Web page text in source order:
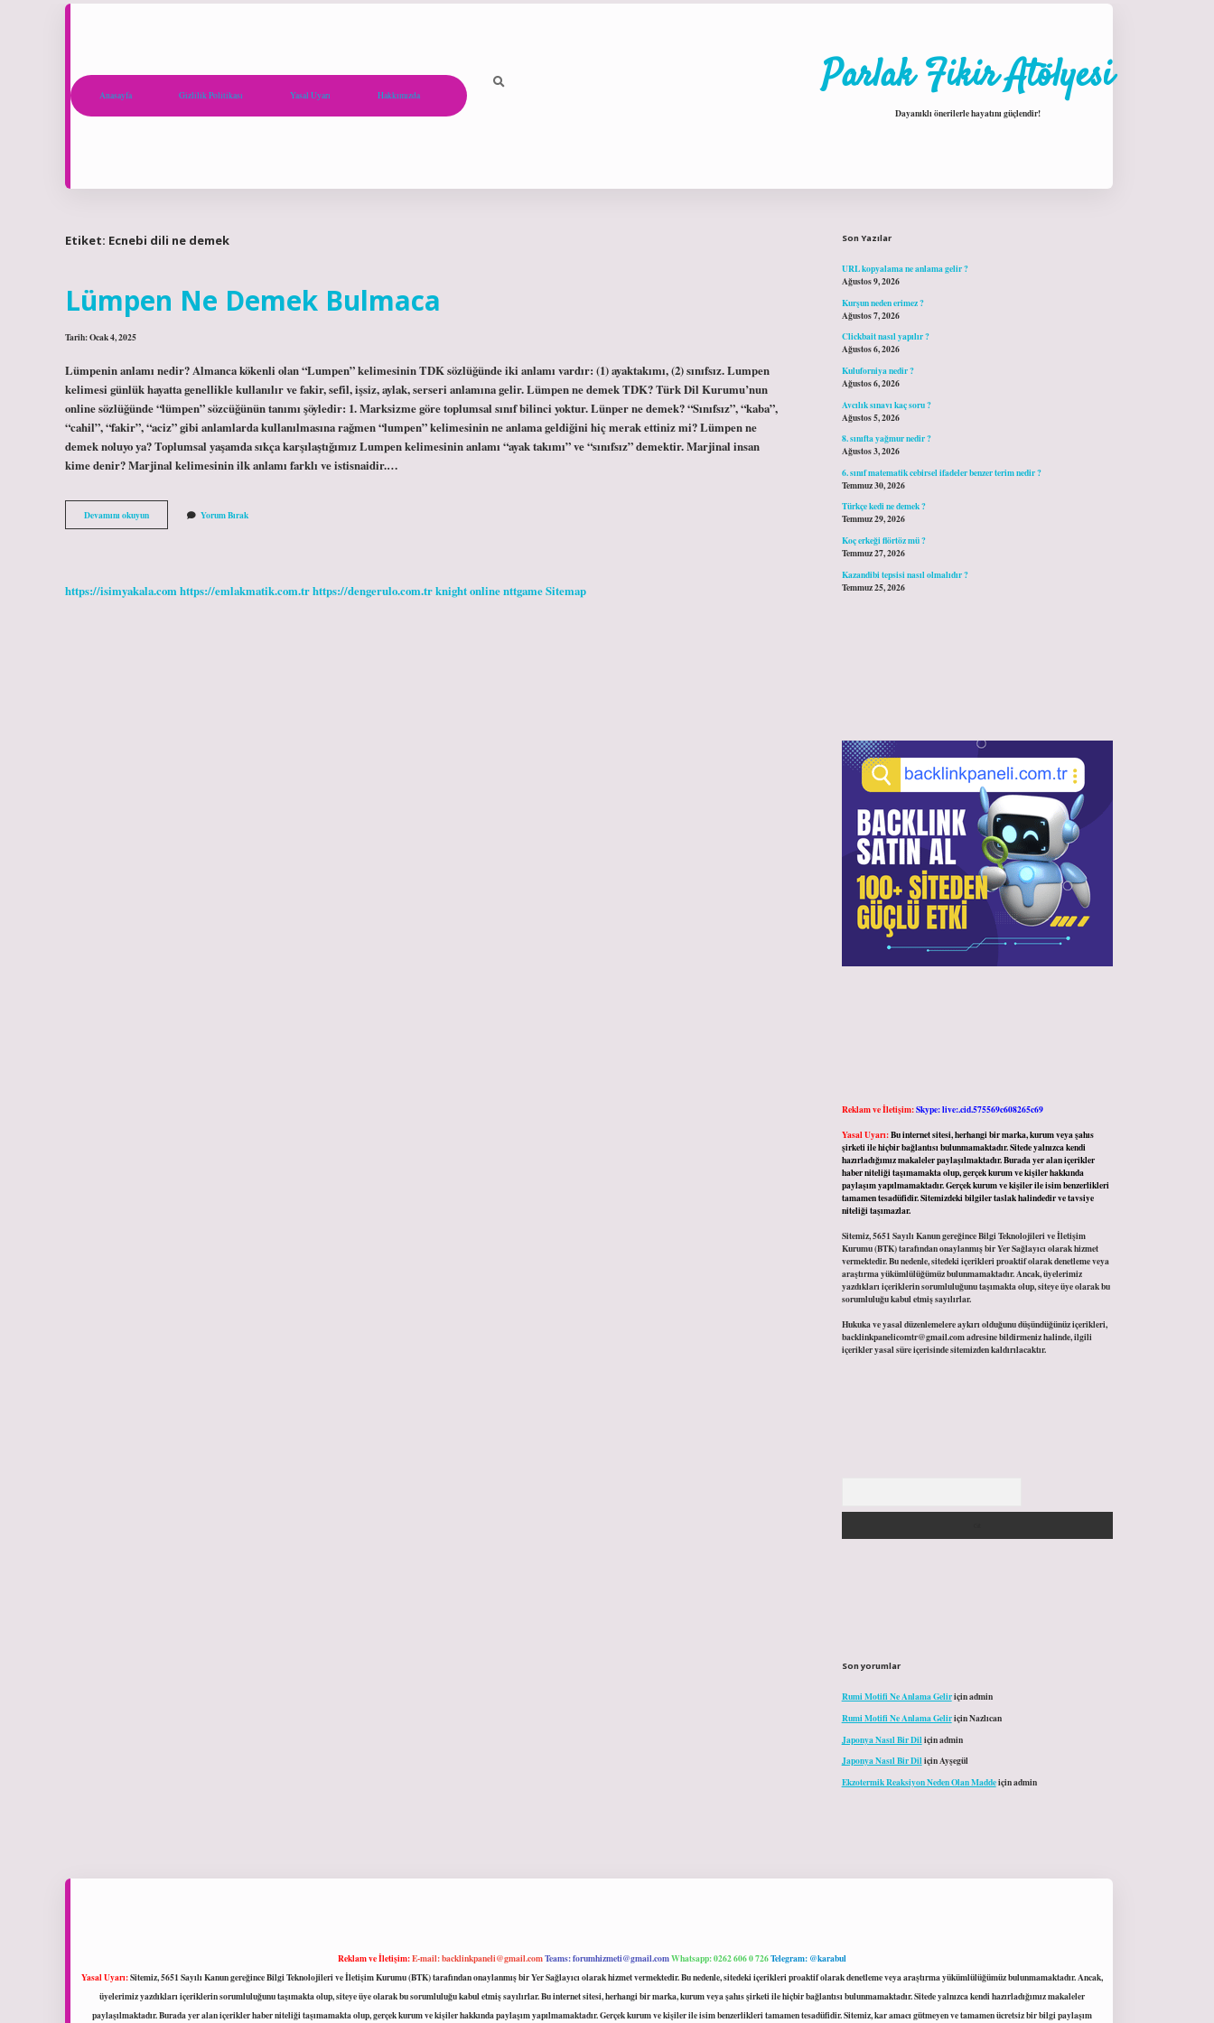
Anasayfa Gizlilik Politikası Yasal Uyarı Hakkımızda Parlak Fikir Atölyesi
Dayanıklı önerilerle hayatını güçlendir!
Etiket: Ecnebi dili ne demek
Lümpen Ne Demek Bulmaca
Tarih: Ocak 4, 2025
Lümpenin anlamı nedir? Almanca kökenli olan “Lumpen” kelimesinin TDK sözlüğünde iki anlamı vardır: (1) ayaktakımı, (2) sınıfsız. Lumpen
kelimesi günlük hayatta genellikle kullanılır ve fakir, sefil, işsiz, aylak, serseri anlamına gelir. Lümpen ne demek TDK? Türk Dil Kurumu’nun
online sözlüğünde “lümpen” sözcüğünün tanımı şöyledir: 1. Marksizme göre toplumsal sınıf bilinci yoktur. Lünper ne demek? “Sınıfsız”, “kaba”,
“cahil”, “fakir”, “aciz” gibi anlamlarda kullanılmasına rağmen “lumpen” kelimesinin ne anlama geldiğini hiç merak ettiniz mi? Lümpen ne
demek noluyo ya? Toplumsal yaşamda sıkça karşılaştığımız Lumpen kelimesinin anlamı “ayak takımı” ve “sınıfsız” demektir. Marjinal insan
kime denir? Marjinal kelimesinin ilk anlamı farklı ve istisnaidir.…
Devamını okuyunLümpen
Ne
Yorum Bırak
https://isimyakala.comhttps://emlakmatik.com.trhttps://dengerulo.com.trknight onlinenttgameSitemap
Son Yazılar
URL kopyalama ne anlama gelir ?
Ağustos 9, 2026
Kurşun neden erimez ?
Ağustos 7, 2026
Clickbait nasıl yapılır ?
Ağustos 6, 2026
Kuluforniya nedir ?
Ağustos 6, 2026
Avcılık sınavı kaç soru ?
Ağustos 5, 2026
8. sınıfta yağmur nedir ?
Ağustos 3, 2026
6. sınıf matematik cebirsel ifadeler benzer terim nedir ?
Temmuz 30, 2026
Türkçe kedi ne demek ?
Temmuz 29, 2026
Koç erkeği flörtöz mü ?
Temmuz 27, 2026
Kazandibi tepsisi nasıl olmalıdır ?
Temmuz 25, 2026
Reklam ve İletişim:Skype: live:.cid.575569c608265c69
Yasal Uyarı:Bu internet sitesi, herhangi bir marka, kurum veya şahıs
şirketi ile hiçbir bağlantısı bulunmamaktadır. Sitede yalnızca kendi
hazırladığımız makaleler paylaşılmaktadır. Burada yer alan içerikler
haber niteliği taşımamakta olup, gerçek kurum ve kişiler hakkında
paylaşım yapılmamaktadır. Gerçek kurum ve kişiler ile isim benzerlikleri
tamamen tesadüfidir. Sitemizdeki bilgiler taslak halindedir ve tavsiye
niteliği taşımazlar.
Sitemiz, 5651 Sayılı Kanun gereğince Bilgi Teknolojileri ve İletişim
Kurumu (BTK) tarafından onaylanmış bir Yer Sağlayıcı olarak hizmet
vermektedir. Bu nedenle, sitedeki içerikleri proaktif olarak denetleme veya
araştırma yükümlülüğümüz bulunmamaktadır. Ancak, üyelerimiz
yazdıkları içeriklerin sorumluluğunu taşımakta olup, siteye üye olarak bu
sorumluluğu kabul etmiş sayılırlar.
Hukuka ve yasal düzenlemelere aykırı olduğunu düşündüğünüz içerikleri,
backlinkpanelicomtr@gmail.comadresine bildirmeniz halinde, ilgili
içerikler yasal süre içerisinde sitemizden kaldırılacaktır.
Son yorumlar
Rumi Motifi Ne Anlama Geliriçinadmin
Rumi Motifi Ne Anlama GeliriçinNazlıcan
Japonya Nasıl Bir Dil içinadmin
Japonya Nasıl Bir DiliçinAyşegül
Ekzotermik Reaksiyon Neden Olan Maddeiçinadmin
Reklam ve İletişim:E-mail:backlinkpaneli@gmail.comTeams:forumhizmeti@gmail.comWhatsapp: 0262 606 0 726Telegram: @karabul
Yasal Uyarı:Sitemiz, 5651 Sayılı Kanun gereğince Bilgi Teknolojileri ve İletişim Kurumu (BTK) tarafından onaylanmış bir Yer Sağlayıcı olarak hizmet vermektedir. Bu nedenle, sitedeki içerikleri proaktif olarak denetleme veya araştırma yükümlülüğümüz bulunmamaktadır. Ancak,
üyelerimiz yazdıkları içeriklerin sorumluluğunu taşımakta olup, siteye üye olarak bu sorumluluğu kabul etmiş sayılırlar. Bu internet sitesi, herhangi bir marka, kurum veya şahıs şirketi ile hiçbir bağlantısı bulunmamaktadır. Sitede yalnızca kendi hazırladığımız makaleler
paylaşılmaktadır. Burada yer alan içerikler haber niteliği taşımamakta olup, gerçek kurum ve kişiler hakkında paylaşım yapılmamaktadır. Gerçek kurum ve kişiler ile isim benzerlikleri tamamen tesadüfidir. Sitemiz, kar amacı gütmeyen ve tamamen ücretsiz bir bilgi paylaşım